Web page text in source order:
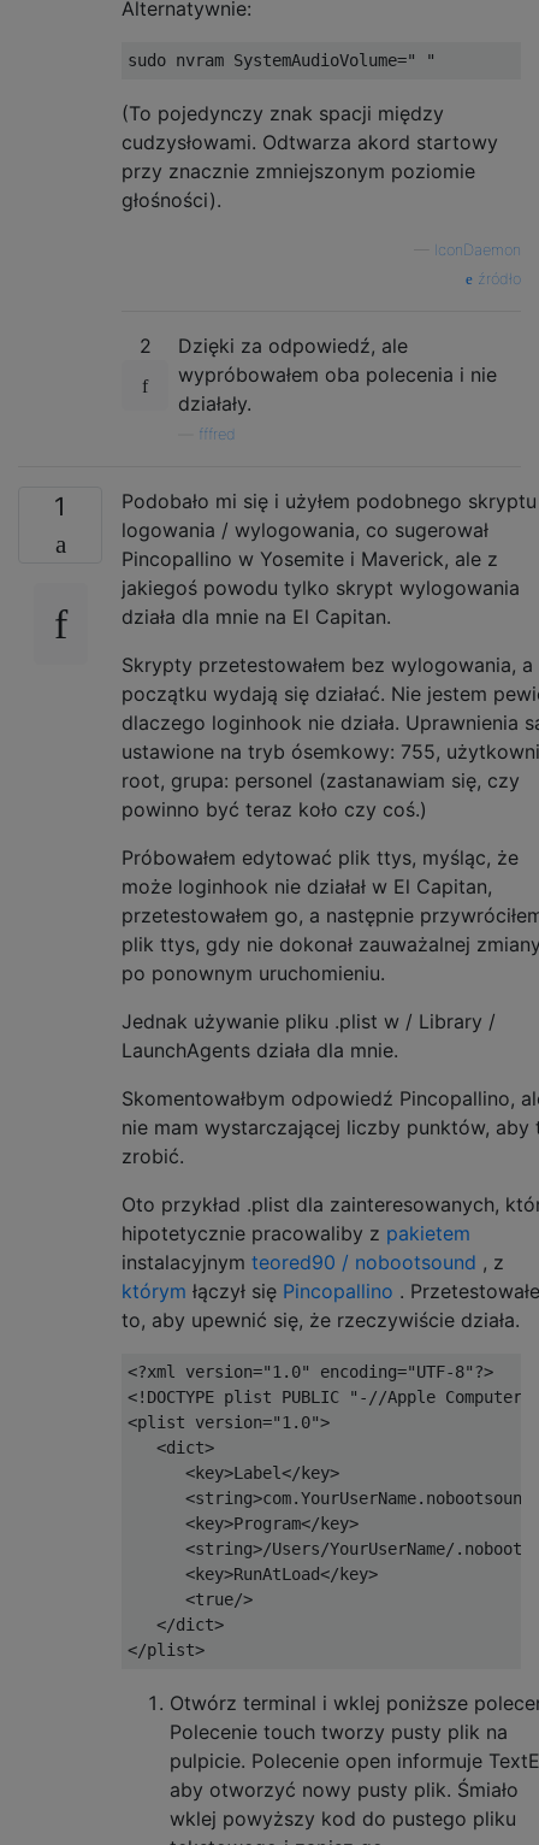
Alternatywnie:
(To pojedynczy znak spacji między
cudzysłowami. Odtwarza akord startowy
przy znacznie zmniejszonym poziomie
głośności).
IconDaemon
źródło
2
Dzięki za odpowiedź, ale
wypróbowałem oba polecenia i nie
działały.
fffred
1
Podobało mi się i użyłem podobnego skryptu
logowania / wylogowania, co sugerował
Pincopallino w Yosemite i Maverick, ale z
jakiegoś powodu tylko skrypt wylogowania
działa dla mnie na El Capitan.
Skrypty przetestowałem bez wylogowania, a
początku wydają się działać. Nie jestem
dlaczego loginhook nie działa. Uprawnienia
ustawione na tryb ósemkowy: 755,
root, grupa: personel (zastanawiam się, czy
powinno być teraz koło czy coś.)
Próbowałem edytować plik ttys, myśląc, że
może loginhook nie działał w El Capitan,
przetestowałem go, a następnie
plik ttys, gdy nie dokonał zauważalnej
po ponownym uruchomieniu.
Jednak używanie pliku .plist w / Library /
LaunchAgents działa dla mnie.
Skomentowałbym odpowiedź Pincopallino,
nie mam wystarczającej liczby punktów, aby
zrobić.
Oto przykład .plist dla zainteresowanych,
hipotetycznie pracowaliby z pakietem
instalacyjnym teored90 / nobootsound , z
którym łączył się Pincopallino .
to, aby upewnić się, że rzeczywiście działa.
<?xml version="1.0" encoding="UTF-8"?>
<!DOCTYPE plist PUBLIC "-//Apple
<plist version="1.0">
   <dict>
      <key>Label</key>
      <key>Program</key>
<string>/Users/YourUserName/
      <key>RunAtLoad</key>
      <true/>
   </dict>
Otwórz terminal i wklej poniższe
Polecenie touch tworzy pusty plik na
pulpicie. Polecenie open informuje
aby otworzyć nowy pusty plik. Śmiało
wklej powyższy kod do pustego pliku